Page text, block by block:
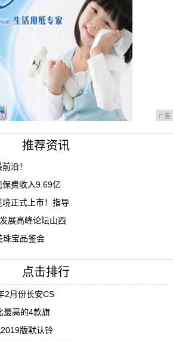
广告
推荐资讯
沿！
费收入9.69亿
正式上市！指导
展高峰论坛山西
珠宝品鉴会
点击排行
2月份长安CS
最高的4款旗
版默认铃